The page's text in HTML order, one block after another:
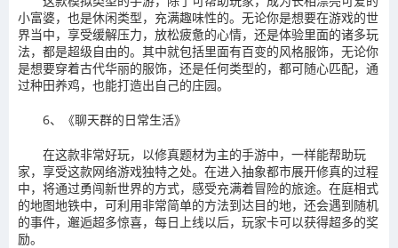
小富婆，也是休闲类型，充满趣味性的。无论你是想要在游戏的世
界当中，享受缓解压力，放松疲惫的心情，还是体验里面的诸多玩
法，都是超级自由的。其中就包括里面有百变的风格服饰，无论你
是想要穿着古代华丽的服饰，还是任何类型的，都可随心匹配，通
过种田养鸡，也能打造出自己的庄园。
6、《聊天群的日常生活》
在这款非常好玩，以修真题材为主的手游中，一样能帮助玩
家，享受这款网络游戏独特之处。在进入抽象都市展开修真的过程
中，将通过勇闯新世界的方式，感受充满着冒险的旅途。在庭相式
的地图地铁中，可利用非常简单的方法到达目的地，还会遇到随机
的事件，邂逅超多惊喜，每日上线以后，玩家卡可以获得超多的奖
励。